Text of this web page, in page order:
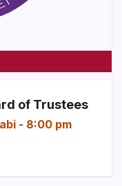
of Trustees
- 8:00 pm